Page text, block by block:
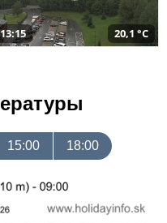
13:15 20,1 °C
15:00 18:00